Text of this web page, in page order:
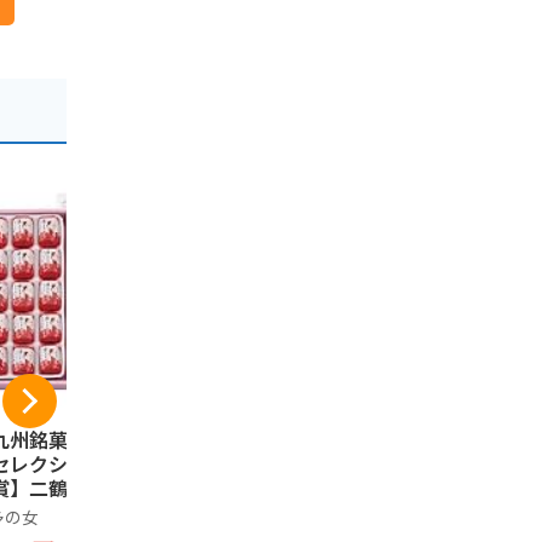
州銘菓」【モン
レクション金賞
】二鶴堂 博多
あまおう苺ミル
女